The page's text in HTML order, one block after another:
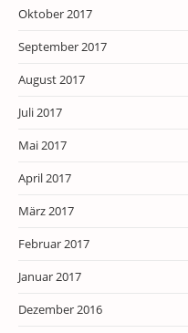
Oktober 2017
September 2017
August 2017
Juli 2017
Mai 2017
April 2017
März 2017
Februar 2017
Januar 2017
Dezember 2016